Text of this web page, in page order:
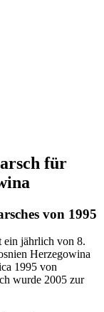
für
von 1995
ein jährlich von 8.
Herzegowina
1995 von
wurde 2005 zur